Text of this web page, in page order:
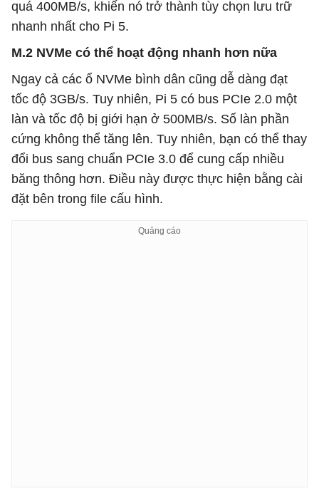
quá 400MB/s, khiến nó trở thành tùy chọn lưu trữ
nhanh nhất cho Pi 5.
M.2 NVMe có thể hoạt động nhanh hơn nữa
Ngay cả các ổ NVMe bình dân cũng dễ dàng đạt
tốc độ 3GB/s. Tuy nhiên, Pi 5 có bus PCIe 2.0 một
làn và tốc độ bị giới hạn ở 500MB/s. Số làn phần
cứng không thể tăng lên. Tuy nhiên, bạn có thể thay
đổi bus sang chuẩn PCIe 3.0 để cung cấp nhiều
băng thông hơn. Điều này được thực hiện bằng cài
đặt bên trong file cấu hình.